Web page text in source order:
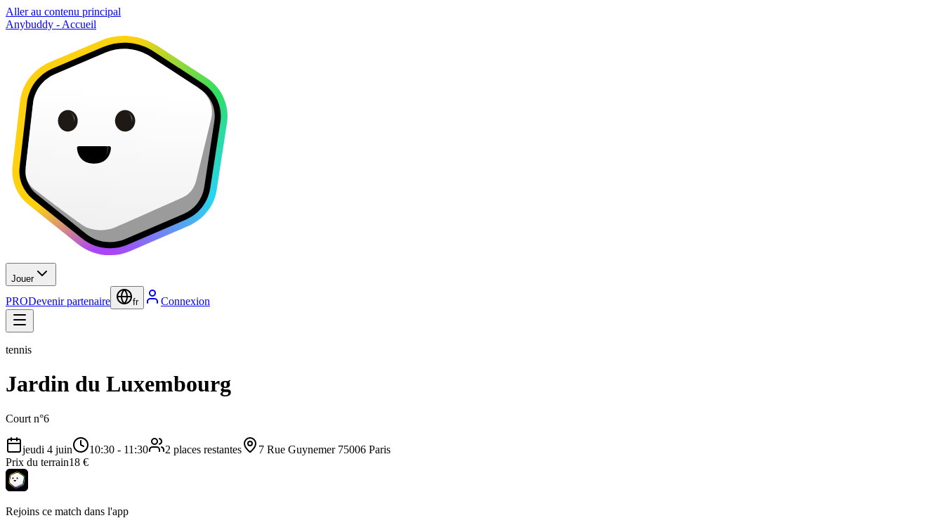
Aller au contenu principal
Anybuddy - Accueil
Jouer
PRODevenir partenaire fr Connexion
tennis
Jardin du Luxembourg
Court n°6
jeudi 4 juin 10:30 - 11:30 2 places restantes
7 Rue Guynemer 75006 Paris
Prix du terrain18 €
Rejoins ce match dans l'app